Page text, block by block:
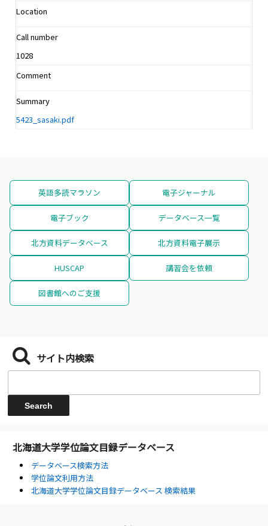
Location
Call number
1028
Comment
Summary
5423_sasaki.pdf
英語多読マラソン 電子ジャーナル
電子ブック データベース一覧
北方資料データベース 北方資料電子展示
HUSCAP 講習会を依頼
図書館へのご支援
サイト内検索
北海道大学学位論文目録データベース
データベース検索方法
学位論文利用方法
北海道大学学位論文目録データベース 検索結果